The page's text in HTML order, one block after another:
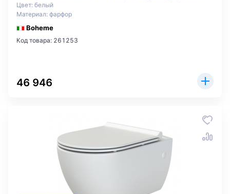
Цвет: белый
Материал: фарфор
Boheme
Код товара: 261253
46 946